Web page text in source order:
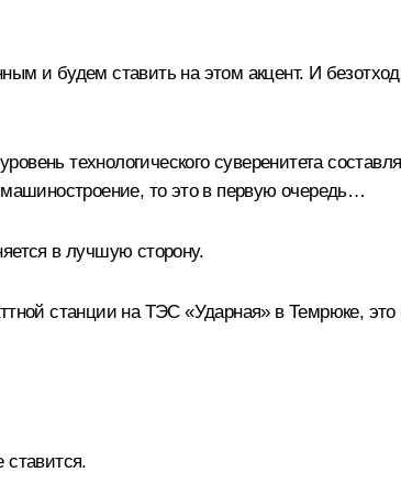
и будем ставить на этом акцент. И
технологического суверенитета
то это в первую очередь…
в лучшую сторону.
станции на ТЭС «Ударная» в Темрюке,